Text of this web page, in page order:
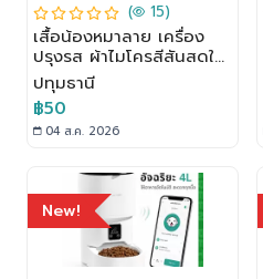
( 15)
เสื้อน้องหมาลาย เครื่อง
ปรุงรส ผ้าไมโครสีสันสดใส
พร้อมส่ง
ปทุมธานี
฿50
04 ส.ค. 2026
New!